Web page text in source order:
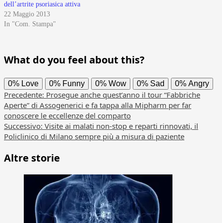
dell’artrite psoriasica attiva
22 Maggio 2013
In "Com. Stampa"
What do you feel about this?
0% Love 0% Funny 0% Wow 0% Sad 0% Angry
Navigazione
articolo
Precedente: Prosegue anche quest’anno il tour “Fabbriche
Aperte” di Assogenerici e fa tappa alla Mipharm per far
conoscere le eccellenze del comparto
Successivo: Visite ai malati non-stop e reparti rinnovati, il
Policlinico di Milano sempre più a misura di paziente
Altre storie